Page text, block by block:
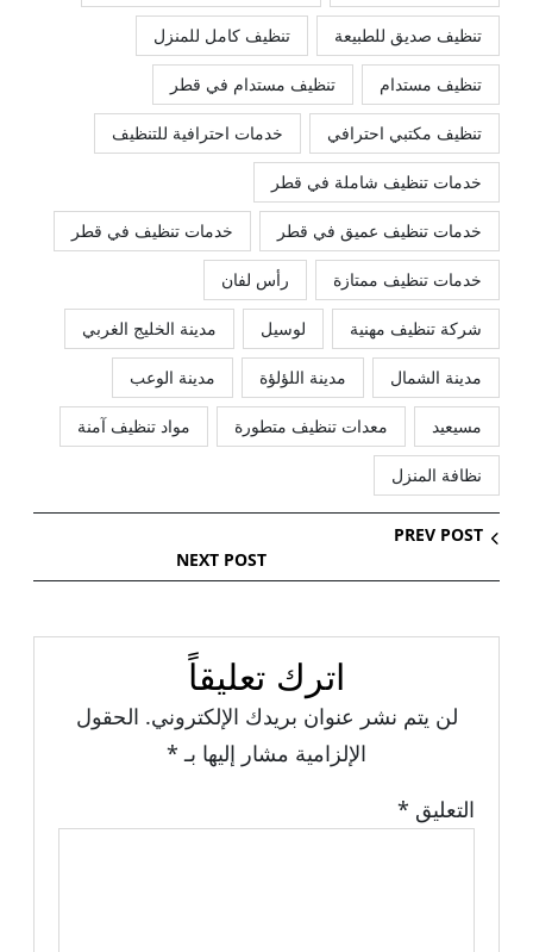
تنظيف صديق للطبيعة تنظيف كامل للمنزل
تنظيف مستدام تنظيف مستدام في قطر
تنظيف مكتبي احترافي خدمات احترافية للتنظيف
خدمات تنظيف شاملة في قطر
خدمات تنظيف عميق في قطر خدمات تنظيف في قطر
خدمات تنظيف ممتازة رأس لفان
شركة تنظيف مهنية لوسيل مدينة الخليج الغربي
مدينة الشمال مدينة اللؤلؤة مدينة الوعب
مسيعيد معدات تنظيف متطورة مواد تنظيف آمنة
نظافة المنزل
PREV POST
NEXT POST
اترك تعليقاً
لن يتم نشر عنوان بريدك الإلكتروني. الحقول
الإلزامية مشار إليها بـ*
التعليق*